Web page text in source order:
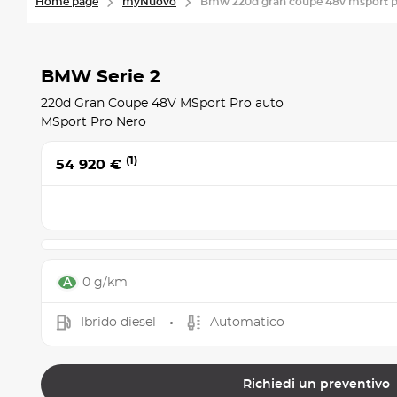
BMW Serie 2
220d Gran Coupe 48V MSport Pro auto
MSport Pro Nero
54 920 € (1)
0 g/km
Ibrido diesel Automatico
Richiedi un preventivo